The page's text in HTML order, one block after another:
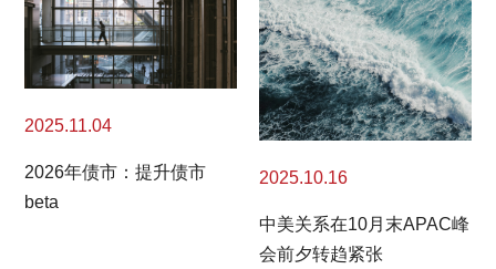
2025.11.04
2026年债市：提升债市
beta
2025.10.16
中美关系在10月末APAC峰
会前夕转趋紧张